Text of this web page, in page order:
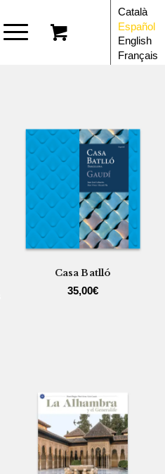
Català
Español
English
Français
Casa Batlló
35,00€